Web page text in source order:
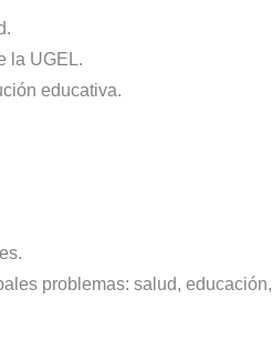
la UGEL.
educativa.
problemas: salud, educación,